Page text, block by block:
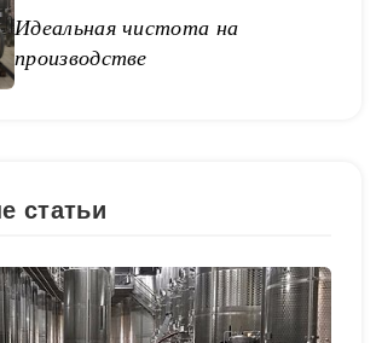
Идеальная чистота на
производстве
статьи